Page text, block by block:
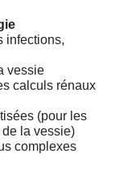
infections,
vessie
calculs rénaux
(pour les
la vessie)
complexes